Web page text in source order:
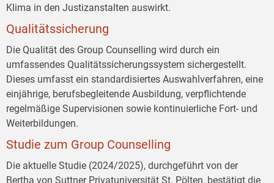
Klima in den Justizanstalten auswirkt.
Qualitätssicherung
Die Qualität des Group Counselling wird durch ein
umfassendes Qualitätssicherungssystem sichergestellt.
Dieses umfasst ein standardisiertes Auswahlverfahren, eine
einjährige, berufsbegleitende Ausbildung, verpflichtende
regelmäßige Supervisionen sowie kontinuierliche Fort- und
Weiterbildungen.
Studie zum Group Counselling
Die aktuelle Studie (2024/2025), durchgeführt von der
Bertha von Suttner Privatuniversität St. Pölten, bestätigt die